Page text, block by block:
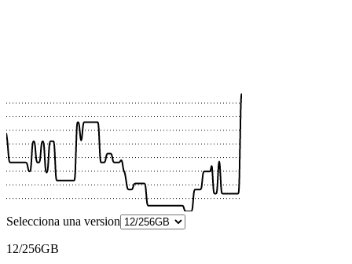
Selecciona una version
12/256GB